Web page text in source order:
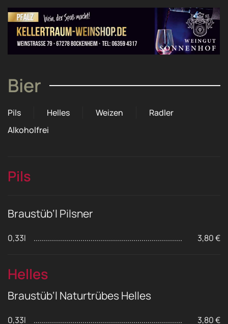
Bier
Pils Helles Weizen
Radler
Alkoholfrei
Pils
Braustüb‘l Pilsner
0,33l 3,80 €
Helles
Braustüb‘l Naturtrübes Helles
0,33l 3,80 €